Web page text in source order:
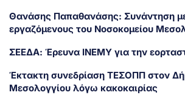
Θανάσης Παπαθανάσης: Συνάντηση
εργαζόμενους του Νοσοκομείου
ΣΕΕΔΑ: Έρευνα ΙΝΕΜΥ για την
Έκτακτη συνεδρίαση ΤΕΣΟΠΠ στον
Μεσολογγίου λόγω κακοκαιρίας